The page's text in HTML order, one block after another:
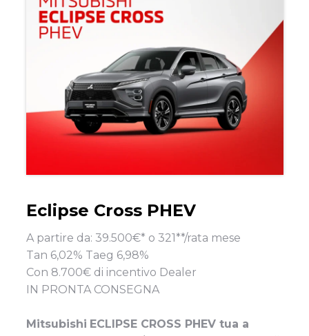
Eclipse Cross PHEV
A partire da: 39.500€* o 321**/rata mese
Tan 6,02% Taeg 6,98%
Con 8.700€ di incentivo Dealer
IN PRONTA CONSEGNA
Mitsubishi ECLIPSE CROSS PHEV tua a